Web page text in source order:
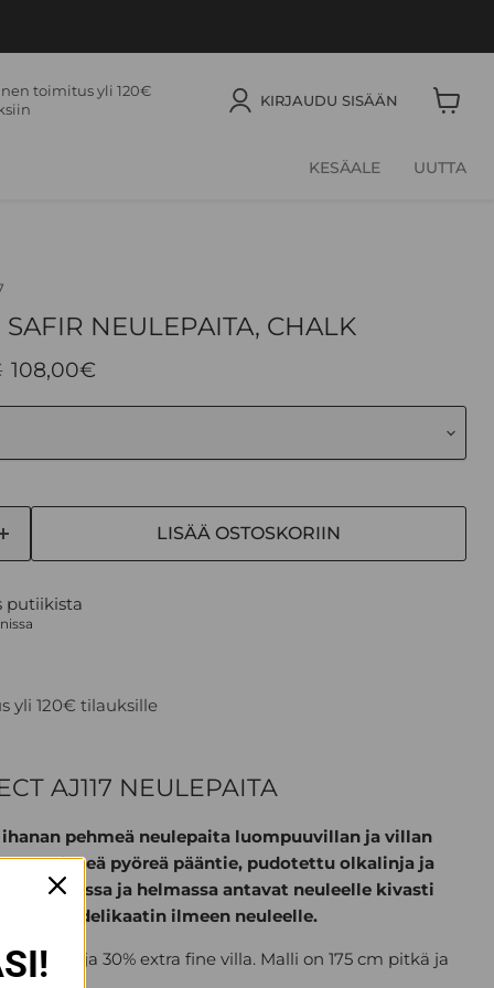
toimitus yli 120€
KIRJAUDU SISÄÄN
KESÄALE UUTTA
SAFIR NEULEPAITA, CHALK
hinta
Nykyinen hinta
108,00€
LISÄÄ OSTOSKORIIN
putiikista
yli 120€ tilauksille
AJ117 NEULEPAITA
ihanan pehmeä neulepaita luompuuvillan ja villan
on leveä pyöreä pääntie, pudotettu olkalinja ja
hihansuissa ja helmassa antavat neuleelle kivasti
antaa delikaatin ilmeen neuleelle.
ja 30% extra fine villa. Malli on 175 cm pitkä ja